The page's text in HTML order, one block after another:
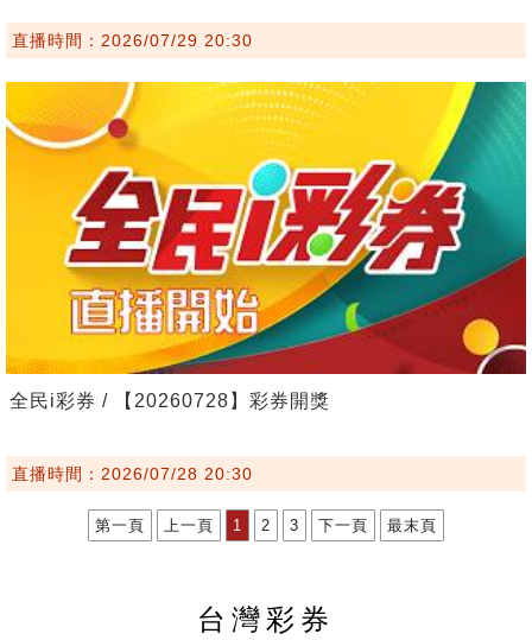
直播時間：2026/07/29 20:30
全民i彩券 / 【20260728】彩券開獎
直播時間：2026/07/28 20:30
第一頁 上一頁 1 2 3 下一頁 最末頁
台灣彩券